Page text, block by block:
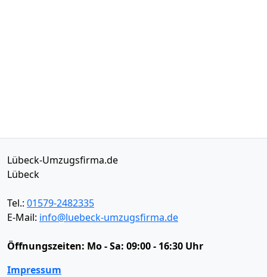
Lübeck-Umzugsfirma.de
Lübeck
Tel.: 01579-2482335
E-Mail: info@luebeck-umzugsfirma.de
Öffnungszeiten: Mo - Sa: 09:00 - 16:30 Uhr
Impressum